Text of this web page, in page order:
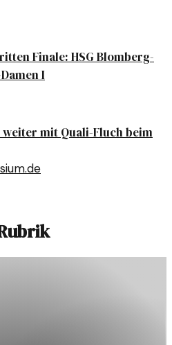
Finale: HSG Blomberg-
I
mit Quali-Fluch beim